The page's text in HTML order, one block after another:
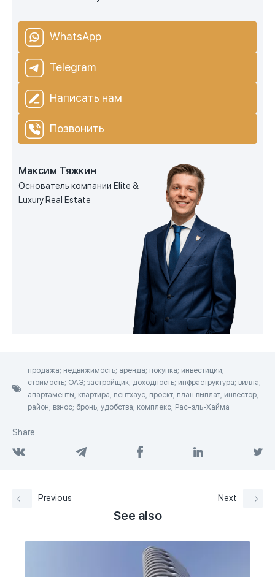
WhatsApp
Telegram
Написать нам
Позвонить
Максим Тяжкин
Основатель компании Elite &
Luxury Real Estate
продажа; недвижимость; аренда; покупка; инвестиции;
стоимость; ОАЭ; застройщик; доходность; инфраструктура; вилла;
апартаменты; квартира; пентхаус; проект; план выплат; инвестор;
район; взнос; бронь; удобства; комплекс; Рас-эль-Хайма
Share
Previous Next
See also